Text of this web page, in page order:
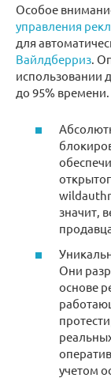
Особое
управления
для
Вайлдберриз .
использовании
до 95%
значит,
Они
основе
учетом